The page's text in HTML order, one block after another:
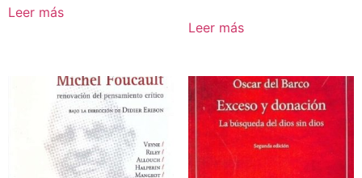
Leer más
Leer más